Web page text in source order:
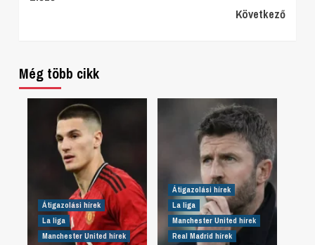
Következő
Még több cikk
Átigazolási hírek
La liga
Manchester United hírek
Átigazolási hírek
La liga
Manchester United hírek
Real Madrid hírek